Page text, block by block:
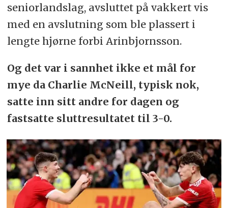
seniorlandslag, avsluttet på vakkert vis
med en avslutning som ble plassert i
lengte hjørne forbi Arinbjornsson.
Og det var i sannhet ikke et mål for
mye da Charlie McNeill, typisk nok,
satte inn sitt andre for dagen og
fastsatte sluttresultatet til 3-0.